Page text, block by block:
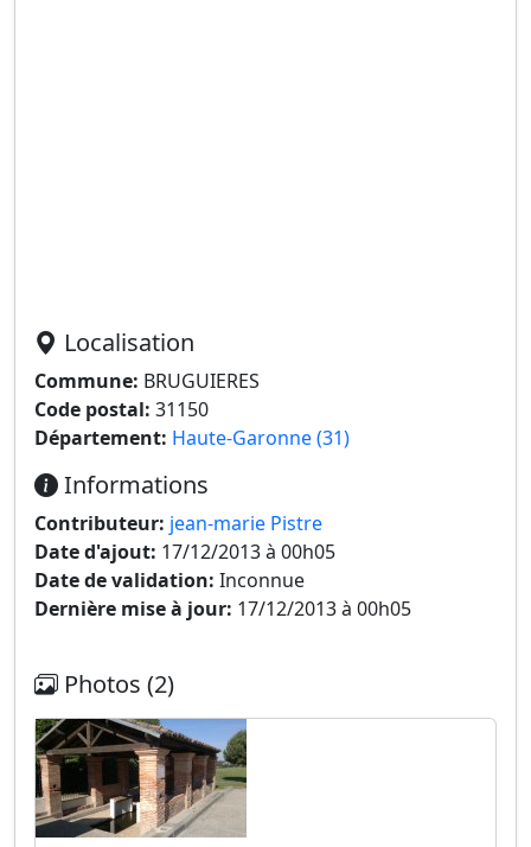
Localisation
Commune: BRUGUIERES
Code postal: 31150
Département: Haute-Garonne (31)
Informations
Contributeur: jean-marie Pistre
Date d'ajout: 17/12/2013 à 00h05
Date de validation: Inconnue
Dernière mise à jour: 17/12/2013 à 00h05
Photos (2)